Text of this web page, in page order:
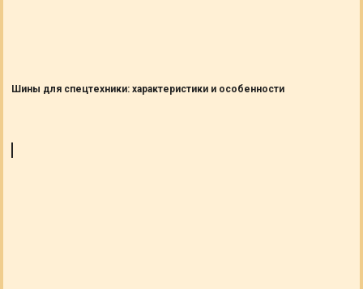
Шины для спецтехники: характеристики и особенности